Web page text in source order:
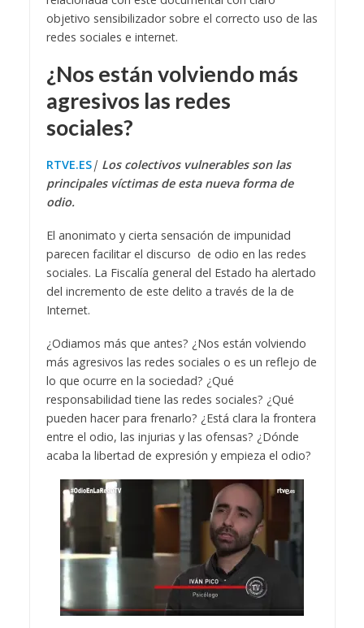
objetivo sensibilizador sobre el correcto uso de las
redes sociales e internet.
¿Nos están volviendo más
agresivos las redes
sociales?
RTVE.ES| Los colectivos vulnerables son las
principales víctimas de esta nueva forma de
odio.
El anonimato y cierta sensación de impunidad
parecen facilitar el discurso de odio en las redes
sociales. La Fiscalía general del Estado ha alertado
del incremento de este delito a través de la de
Internet.
¿Odiamos más que antes? ¿Nos están volviendo
más agresivos las redes sociales o es un reflejo de
lo que ocurre en la sociedad? ¿Qué
responsabilidad tiene las redes sociales? ¿Qué
pueden hacer para frenarlo? ¿Está clara la frontera
entre el odio, las injurias y las ofensas? ¿Dónde
acaba la libertad de expresión y empieza el odio?